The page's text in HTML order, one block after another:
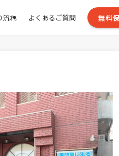
流れ よくあるご質問 無料